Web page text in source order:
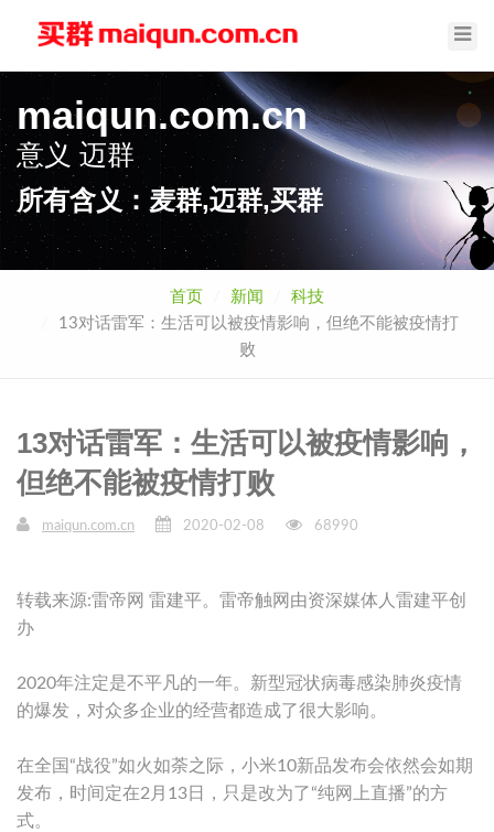
maiqun.com.cn
意义
买群
所有含义：麦群,迈群,买群
首页 新闻
科技
13对话雷军：生活可以被疫情影响，但绝不能被疫情打
败
13对话雷军：生活可以被疫情影响，
但绝不能被疫情打败
maiqun.com.cn 2020-02-08 68990
转载来源:雷帝网 雷建平。雷帝触网由资深媒体人雷建平创
办
2020年注定是不平凡的一年。新型冠状病毒感染肺炎疫情
的爆发，对众多企业的经营都造成了很大影响。
在全国“战役”如火如荼之际，小米10新品发布会依然会如期
发布，时间定在2月13日，只是改为了“纯网上直播”的方
式。